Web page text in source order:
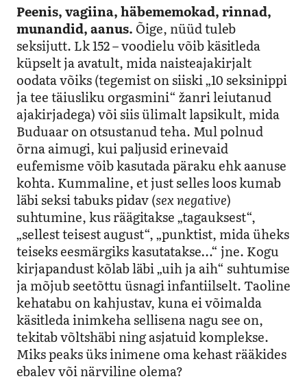
Peenis, vagiina, häbememokad, rinnad,
munandid, aanus. Õige, nüüd tuleb
seksijutt. Lk 152 – voodielu võib käsitleda
küpselt ja avatult, mida naisteajakirjalt
oodata võiks (tegemist on siiski „10 seksinippi
ja tee täiusliku orgasmini“ žanri leiutanud
ajakirjadega) või siis ülimalt lapsikult, mida
Buduaar on otsustanud teha. Mul polnud
õrna aimugi, kui paljusid erinevaid
eufemisme võib kasutada päraku ehk aanuse
kohta. Kummaline, et just selles loos kumab
läbi seksi tabuks pidav (sex negative)
suhtumine, kus räägitakse „tagauksest“,
„sellest teisest august“, „punktist, mida üheks
teiseks eesmärgiks kasutatakse…“ jne. Kogu
kirjapandust kõlab läbi „uih ja aih“ suhtumise
ja mõjub seetõttu üsnagi infantiilselt. Taoline
kehatabu on kahjustav, kuna ei võimalda
käsitleda inimkeha sellisena nagu see on,
tekitab võltshäbi ning asjatuid komplekse.
Miks peaks üks inimene oma kehast rääkides
ebalev või närviline olema?